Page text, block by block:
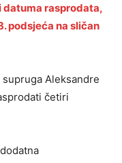
datuma rasprodata,
podsjeća na sličan
supruga Aleksandre
četiri